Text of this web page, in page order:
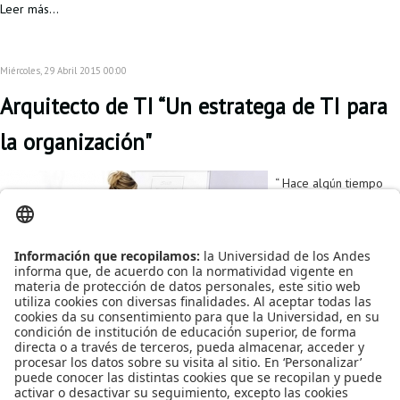
Leer más...
Miércoles, 29 Abril 2015 00:00
Arquitecto de TI “Un estratega de TI para
la organización"
“ Hace algún tiempo
una conferencia muy
importante en
Arquitectura de TI,
Paul Preiss, presidente
de IASA, la asociación de Arquitectos de TI a nivel mundial, definió un
Arquitecto de TI, como “Un estratega de TI para la organización".
Publicado en Noticias
Proyecto de grado
Retiro voluntario
Transferencia
Tarifas